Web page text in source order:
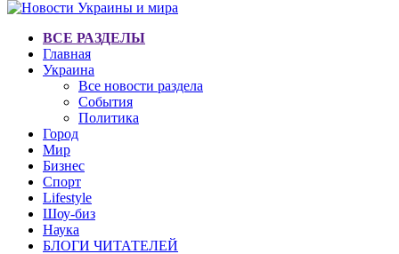
ВСЕ РАЗДЕЛЫ
Главная
Украина
Все новости раздела
События
Политика
Город
Мир
Бизнес
Спорт
Lifestyle
Шоу-биз
Наука
БЛОГИ ЧИТАТЕЛЕЙ